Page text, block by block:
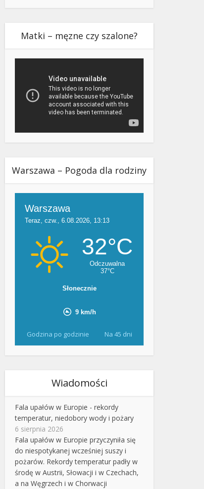
Matki – męzne czy szalone?
Warszawa – Pogoda dla rodziny
Godzina po godzinie Na 45 dni
Wiadomości
Fala upałów w Europie - rekordy
temperatur, niedobory wody i pożary
6 sierpnia 2026
Fala upałów w Europie przyczyniła się
do niespotykanej wcześniej suszy i
pożarów. Rekordy temperatur padły w
środę w Austrii, Słowacji i w Czechach,
a na Węgrzech i w Chorwacji